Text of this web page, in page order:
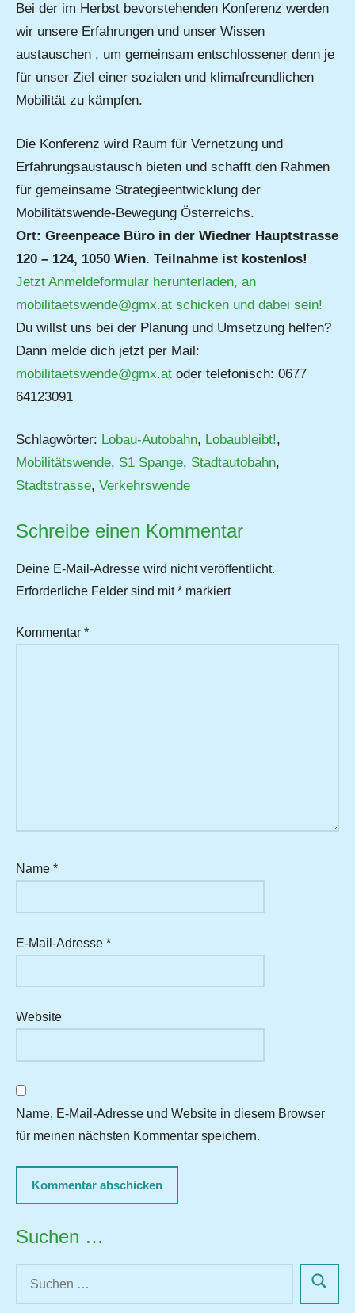
Bei der im Herbst bevorstehenden Konferenz werden
wir unsere Erfahrungen und unser Wissen
austauschen , um gemeinsam entschlossener denn je
für unser Ziel einer sozialen und klimafreundlichen
Mobilität zu kämpfen.
Die Konferenz wird Raum für Vernetzung und
Erfahrungsaustausch bieten und schafft den Rahmen
für gemeinsame Strategieentwicklung der
Mobilitätswende-Bewegung Österreichs.
Ort: Greenpeace Büro in der Wiedner Hauptstrasse
120 – 124, 1050 Wien. Teilnahme ist kostenlos!
Jetzt Anmeldeformular herunterladen, an
mobilitaetswende@gmx.at schicken und dabei sein!
Du willst uns bei der Planung und Umsetzung helfen?
Dann melde dich jetzt per Mail:
mobilitaetswende@gmx.at oder telefonisch: 0677
64123091
Schlagwörter: Lobau-Autobahn, Lobaubleibt!,
Mobilitätswende, S1 Spange, Stadtautobahn,
Stadtstrasse, Verkehrswende
Schreibe einen Kommentar
Deine E-Mail-Adresse wird nicht veröffentlicht.
Erforderliche Felder sind mit* markiert
Kommentar *
Name *
E-Mail-Adresse *
Website
Name, E-Mail-Adresse und Website in diesem Browser
für meinen nächsten Kommentar speichern.
Suchen …